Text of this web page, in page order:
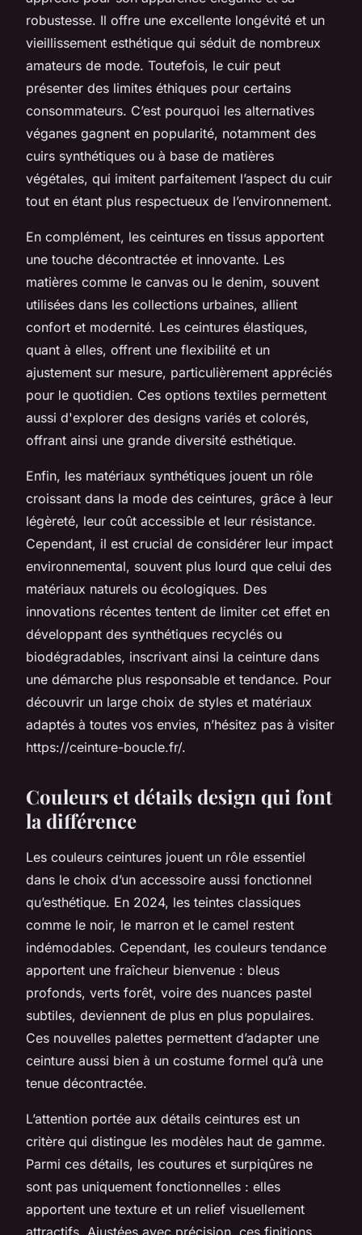
robustesse. Il offre une excellente longévité et un
vieillissement esthétique qui séduit de nombreux
amateurs de mode. Toutefois, le cuir peut
présenter des limites éthiques pour certains
consommateurs. C’est pourquoi les alternatives
véganes gagnent en popularité, notamment des
cuirs synthétiques ou à base de matières
végétales, qui imitent parfaitement l’aspect du cuir
tout en étant plus respectueux de l’environnement.
En complément, les ceintures en tissus apportent
une touche décontractée et innovante. Les
matières comme le canvas ou le denim, souvent
utilisées dans les collections urbaines, allient
confort et modernité. Les ceintures élastiques,
quant à elles, offrent une flexibilité et un
ajustement sur mesure, particulièrement appréciés
pour le quotidien. Ces options textiles permettent
aussi d'explorer des designs variés et colorés,
offrant ainsi une grande diversité esthétique.
Enfin, les matériaux synthétiques jouent un rôle
croissant dans la mode des ceintures, grâce à leur
légèreté, leur coût accessible et leur résistance.
Cependant, il est crucial de considérer leur impact
environnemental, souvent plus lourd que celui des
matériaux naturels ou écologiques. Des
innovations récentes tentent de limiter cet effet en
développant des synthétiques recyclés ou
biodégradables, inscrivant ainsi la ceinture dans
une démarche plus responsable et tendance. Pour
découvrir un large choix de styles et matériaux
adaptés à toutes vos envies, n’hésitez pas à visiter
https://ceinture-boucle.fr/.
Couleurs et détails design qui font
la différence
Les couleurs ceintures jouent un rôle essentiel
dans le choix d’un accessoire aussi fonctionnel
qu’esthétique. En 2024, les teintes classiques
comme le noir, le marron et le camel restent
indémodables. Cependant, les couleurs tendance
apportent une fraîcheur bienvenue : bleus
profonds, verts forêt, voire des nuances pastel
subtiles, deviennent de plus en plus populaires.
Ces nouvelles palettes permettent d’adapter une
ceinture aussi bien à un costume formel qu’à une
tenue décontractée.
L’attention portée aux détails ceintures est un
critère qui distingue les modèles haut de gamme.
Parmi ces détails, les coutures et surpiqûres ne
sont pas uniquement fonctionnelles : elles
apportent une texture et un relief visuellement
attractifs. Ajustées avec précision, ces finitions